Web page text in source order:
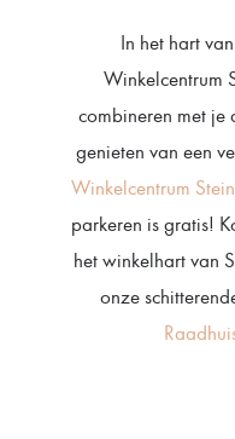
In het hart
Winkelcentrum
combineren met je
genieten van een
Winkelcentrum Stein
parkeren is gratis!
het winkelhart van
onze